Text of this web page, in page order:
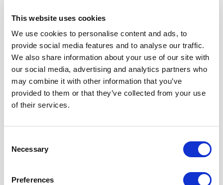
This website uses cookies
We use cookies to personalise content and ads, to
provide social media features and to analyse our traffic.
We also share information about your use of our site with
our social media, advertising and analytics partners who
may combine it with other information that you’ve
provided to them or that they’ve collected from your use
of their services.
Selection
Necessary
Preferences
ΕΥΡΩΠΗ: ΡΕΚΟΡ ΣΤΗΝ ΑΝΑΠΤΥΞΗ ΝΕΩΝ DATA
CENTERS ΤΟ 2025, ΣΥΜΦΩΝΑ ΜΕ ΤΗΝ CBRE
ΠΩΣ ΝΑ ΣΥΝΔΕΣΕΤΕ ΚΑΙ ΝΑ ΕΝΣΩΜΑΤΩΣΕΤΕ SAAS